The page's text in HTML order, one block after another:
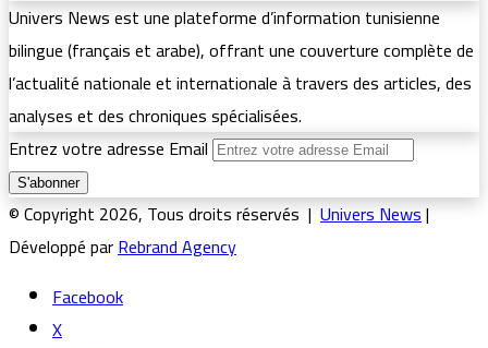
Univers News est une plateforme d’information tunisienne
bilingue (français et arabe), offrant une couverture complète de
l’actualité nationale et internationale à travers des articles, des
analyses et des chroniques spécialisées.
Entrez votre adresse Email
© Copyright 2026, Tous droits réservés |Univers News|
Développé parRebrand Agency
Facebook
X